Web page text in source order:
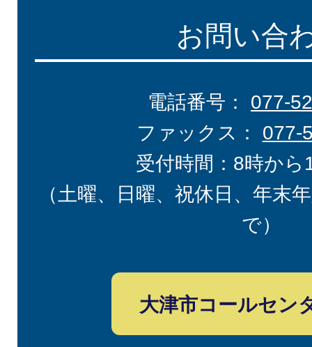
お問い合
電話番号： 077-
ファックス： 077-
受付時間：8時から
（土曜、日曜、祝休日、年末
で）
大津市コールセン